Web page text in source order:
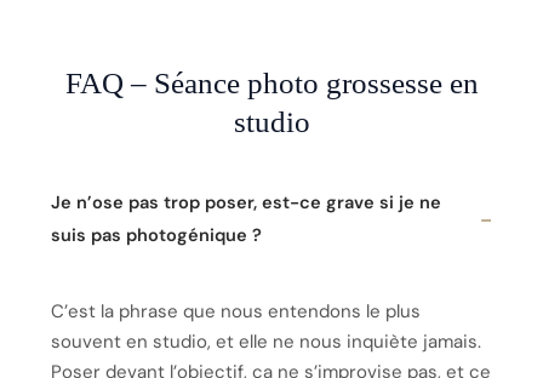
FAQ – Séance photo grossesse en
studio
Je n’ose pas trop poser, est-ce grave si je ne
suis pas photogénique ?
C’est la phrase que nous entendons le plus
souvent en studio, et elle ne nous inquiète jamais.
Poser devant l’objectif, ça ne s’improvise pas, et ce